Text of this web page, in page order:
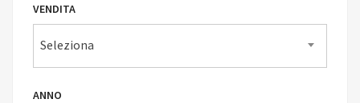
VENDITA
Seleziona
ANNO